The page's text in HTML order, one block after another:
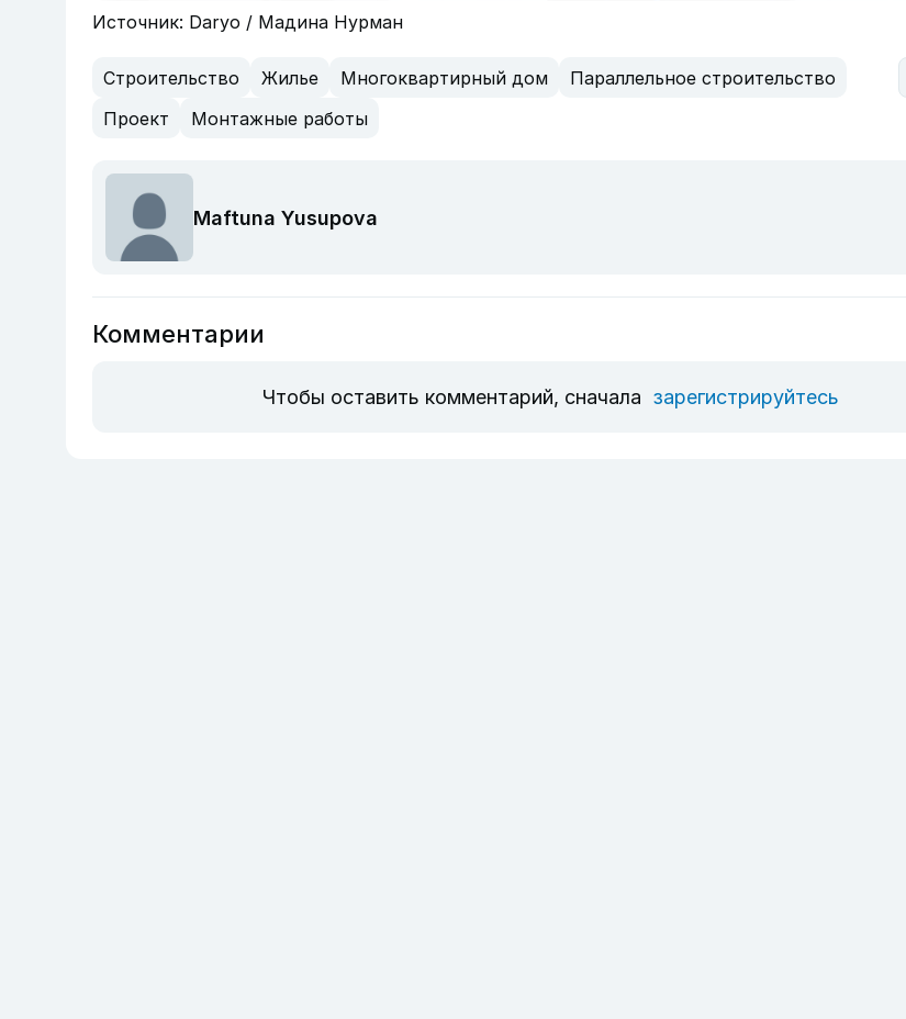
Источник: Daryo / Мадина Нурман
Строительство Жилье Многоквартирный дом
Параллельное строительство
Проект
Монтажные работы
Maftuna Yusupova
Комментарии
Чтобы оставить комментарий, сначала зарегистрируйтесь